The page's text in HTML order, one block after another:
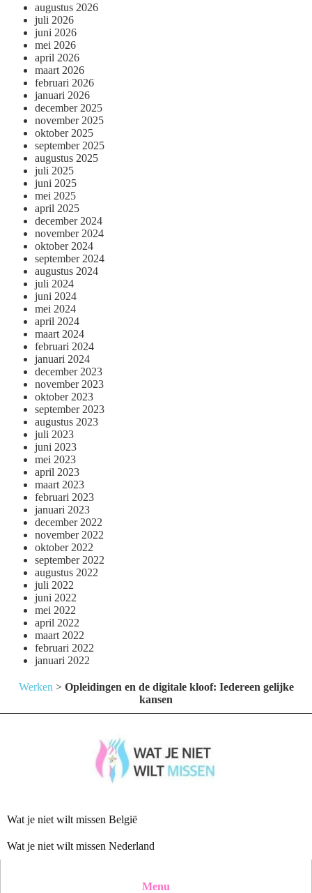
augustus 2026
juli 2026
juni 2026
mei 2026
april 2026
maart 2026
februari 2026
januari 2026
december 2025
november 2025
oktober 2025
september 2025
augustus 2025
juli 2025
juni 2025
mei 2025
april 2025
december 2024
november 2024
oktober 2024
september 2024
augustus 2024
juli 2024
juni 2024
mei 2024
april 2024
maart 2024
februari 2024
januari 2024
december 2023
november 2023
oktober 2023
september 2023
augustus 2023
juli 2023
juni 2023
mei 2023
april 2023
maart 2023
februari 2023
januari 2023
december 2022
november 2022
oktober 2022
september 2022
augustus 2022
juli 2022
juni 2022
mei 2022
april 2022
maart 2022
februari 2022
januari 2022
Werken > Opleidingen en de digitale kloof: Iedereen gelijke
kansen
Wat je niet wilt missen België
Wat je niet wilt missen Nederland
Menu